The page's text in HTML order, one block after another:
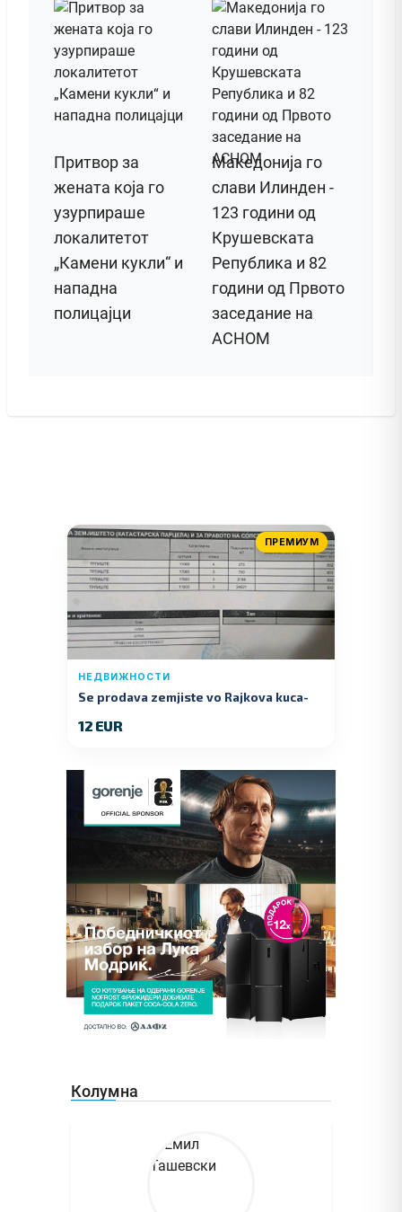
Притвор за
жената која го
узурпираше
локалитетот
„Камени кукли“ и
нападна
полицајци
Македонија го
слави Илинден -
123 години од
Крушевската
Република и 82
години од Првото
заседание на
АСНОМ
ПРЕМИУМ
НЕДВИЖНОСТИ
Se prodava zemjiste vo Rajkova kuca-
12 EUR
Колумна